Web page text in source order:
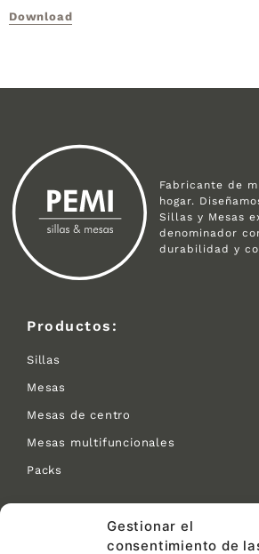
Gestionar el
consentimiento de
Download
Fabricante de
hogar.
Sillas y Mesas
denominador
durabilidad y
Productos:
Sillas
Mesas
Mesas de centro
Mesas multifuncionales
Packs
C/ Las Tejeras S/N.